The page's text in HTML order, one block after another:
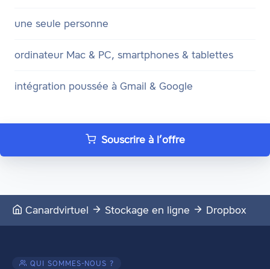
une seule personne
ordinateur Mac & PC, smartphones & tablettes
intégration poussée à Gmail & Google
Souscrire à l’offre
Canardvirtuel Stockage en ligne Dropbox
QUI SOMMES-NOUS ?